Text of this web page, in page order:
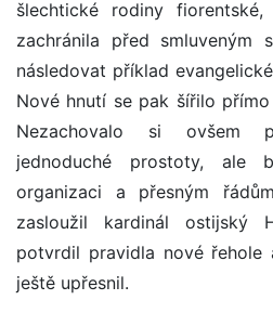
šlechtické rodiny
zachránila před smluveným
následovat příklad
Nové hnutí se pak šířilo
Nezachovalo si ovšem
jednoduché prostoty, ale
organizaci a přesným
zasloužil kardinál ostijský
potvrdil pravidla nové
ještě upřesnil.